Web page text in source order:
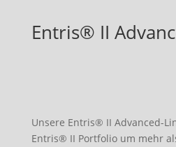
Entris® II
Unsere Entris® II Advanced-
Entris® II Portfolio um mehr